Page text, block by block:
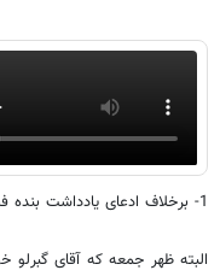
1- برخلاف ادعای یادداشت بنده فیلم را دیدم.
البته ظهر جمعه که آقای